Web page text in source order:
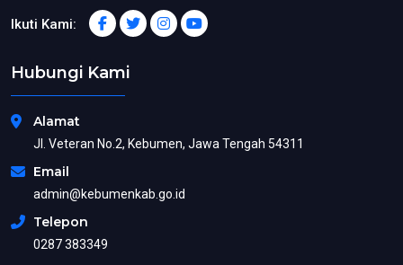
Ikuti Kami:
Hubungi Kami
Alamat
Jl. Veteran No.2, Kebumen, Jawa Tengah 54311
Email
admin@kebumenkab.go.id
Telepon
0287 383349